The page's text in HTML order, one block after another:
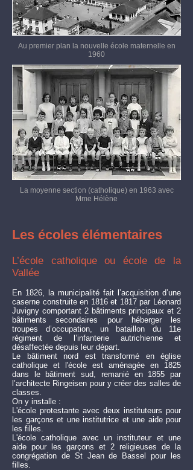
Au premier plan la nouvelle école maternelle en
1960
La moyenne section (catholique) en 1963 avec
Mme Hélène
Les écoles élémentaires
L’école catholique ou école de la
Vallée
En 1826, la municipalité fait l’acquisition d’une
caserne construite en 1816 et 1817 par Léonard
Juvigny comportant 2 bâtiments principaux et 2
bâtiments secondaires pour héberger les
troupes d’occupation, un bataillon du 11e
régiment de l’infanterie autrichienne et
désaffectée depuis leur départ.
Le bâtiment nord est transformé en église
catholique et l'école est aménagée en 1825
dans le bâtiment sud, remanié en 1855 par
l’architecte Ringeisen pour y créer des salles de
classes.
On y installe :
L'école protestante avec deux instituteurs pour
les garçons et une institutrice et une aide pour
les filles.
L'école catholique avec un instituteur et une
aide pour les garçons et 2 religieuses de la
congrégation de St Jean de Bassel pour les
filles.